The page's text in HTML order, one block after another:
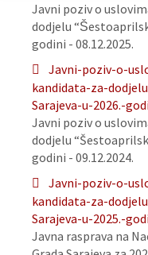
Javni poziv o
dodjelu
godini - 08.12.2025.
Javni-poziv-o-
kandidata-za-
Sarajeva-u-2026.-
Javni poziv o
dodjelu
godini - 09.12.2024.
Javni-poziv-o-
kandidata-za-
Sarajeva-u-2025.-
Javna rasprava na